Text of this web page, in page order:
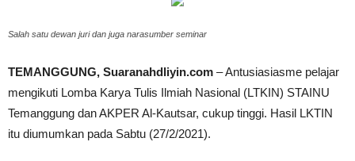
Salah satu dewan juri dan juga narasumber seminar
TEMANGGUNG, Suaranahdliyin.com – Antusiasiasme pelajar
mengikuti Lomba Karya Tulis Ilmiah Nasional (LTKIN) STAINU
Temanggung dan AKPER Al-Kautsar, cukup tinggi. Hasil LKTIN
itu diumumkan pada Sabtu (27/2/2021).